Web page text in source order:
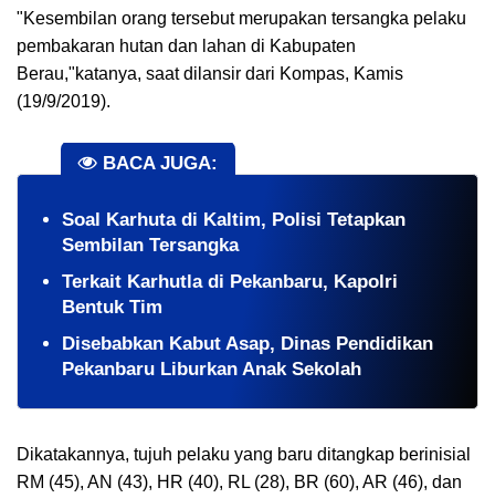
"Kesembilan orang tersebut merupakan tersangka pelaku
pembakaran hutan dan lahan di Kabupaten
Berau,"katanya, saat dilansir dari Kompas, Kamis
(19/9/2019).
BACA JUGA:
Soal Karhuta di Kaltim, Polisi Tetapkan
Sembilan Tersangka
Terkait Karhutla di Pekanbaru, Kapolri
Bentuk Tim
Disebabkan Kabut Asap, Dinas Pendidikan
Pekanbaru Liburkan Anak Sekolah
Dikatakannya, tujuh pelaku yang baru ditangkap berinisial
RM (45), AN (43), HR (40), RL (28), BR (60), AR (46), dan